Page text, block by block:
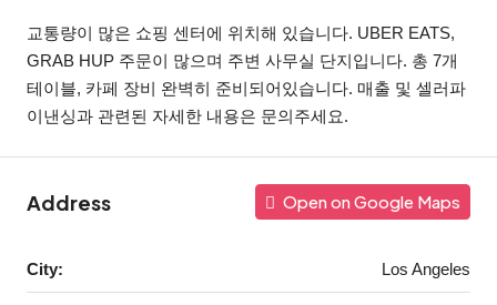
교통량이 많은 쇼핑 센터에 위치해 있습니다. UBER EATS,
GRAB HUP 주문이 많으며 주변 사무실 단지입니다. 총 7개
테이블, 카페 장비 완벽히 준비되어있습니다. 매출 및 셀러파
이낸싱과 관련된 자세한 내용은 문의주세요.
Address Open on Google Maps
City: Los Angeles